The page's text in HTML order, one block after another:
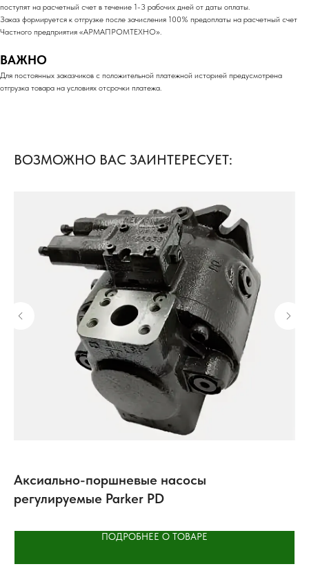
поступят на расчетный счет в течение 1-3 рабочих дней от даты оплаты.
Заказ формируется к отгрузке после зачисления 100% предоплаты на расчетный счет
Частного предприятия «АРМАПРОМТЕХНО».
ВАЖНО
Для постоянных заказчиков с положительной платежной историей предусмотрена
отгрузка товара на условиях отсрочки платежа.
ВОЗМОЖНО ВАС ЗАИНТЕРЕСУЕТ:
Аксиально-поршневые насосы
регулируемые Parker PD
ПОДРОБНЕЕ О ТОВАРЕ